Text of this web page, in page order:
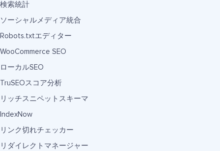
検索統計
ソーシャルメディア統合
Robots.txtエディター
WooCommerce SEO
ローカルSEO
TruSEOスコア分析
リッチスニペットスキーマ
IndexNow
リンク切れチェッカー
リダイレクトマネージャー